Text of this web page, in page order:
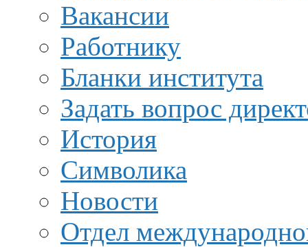
Вакансии
Работнику
Бланки института
Задать вопрос
История
Символика
Новости
Отдел